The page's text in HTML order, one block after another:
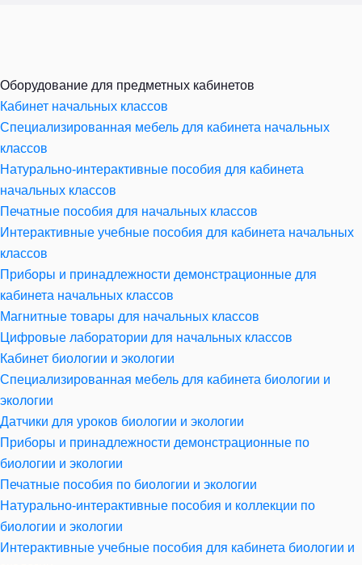
Оборудование для предметных кабинетов
Кабинет начальных классов
Специализированная мебель для кабинета начальных
классов
Натурально-интерактивные пособия для кабинета
начальных классов
Печатные пособия для начальных классов
Интерактивные учебные пособия для кабинета начальных
классов
Приборы и принадлежности демонстрационные для
кабинета начальных классов
Магнитные товары для начальных классов
Цифровые лаборатории для начальных классов
Кабинет биологии и экологии
Специализированная мебель для кабинета биологии и
экологии
Датчики для уроков биологии и экологии
Приборы и принадлежности демонстрационные по
биологии и экологии
Печатные пособия по биологии и экологии
Натурально-интерактивные пособия и коллекции по
биологии и экологии
Интерактивные учебные пособия для кабинета биологии и